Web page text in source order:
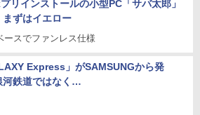
リインストールの小型PC「サバ太郎」
まずはイエロー
ースでファンレス仕様
Express」がSAMSUNGから発
河鉄道ではなく…